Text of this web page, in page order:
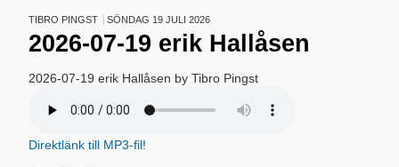
TIBRO PINGST SÖNDAG 19 JULI 2026
2026-07-19 erik Hallåsen
2026-07-19 erik Hallåsen by Tibro Pingst
Direktlänk till MP3-fil!